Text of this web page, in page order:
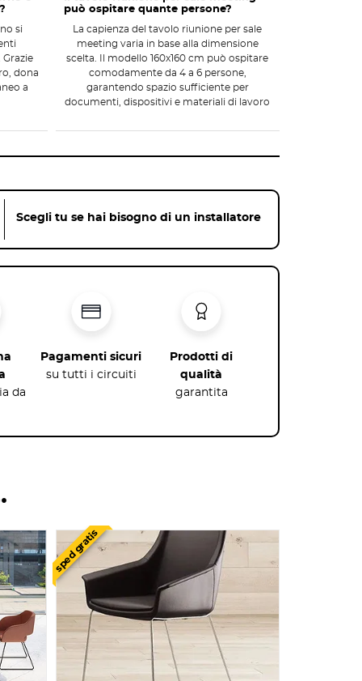
si
Grazie
dona
a
può ospitare quante persone?
La capienza del tavolo riunione per sale
meeting varia in base alla dimensione
scelta. Il modello 160x160 cm può ospitare
comodamente da 4 a 6 persone,
garantendo spazio sufficiente per
documenti, dispositivi e materiali di lavoro
Scegli tu se hai bisogno di un installatore
da
Pagamenti sicuri
su tutti i circuiti
Prodotti di
qualità
garantita
sped gratis